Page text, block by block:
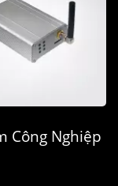
Công Nghiệp